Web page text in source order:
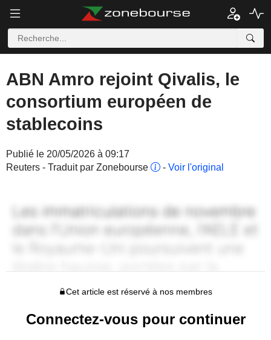
ABN Amro rejoint Qivalis, le
consortium européen de
stablecoins
Publié le 20/05/2026 à 09:17
Reuters - Traduit par Zonebourse
- Voir l'original
Cet article est réservé à nos membres
Connectez-vous pour continuer